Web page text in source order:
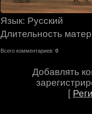
Язык: Русский
Длительность
Всего комментариев: 0
Добавлять
[